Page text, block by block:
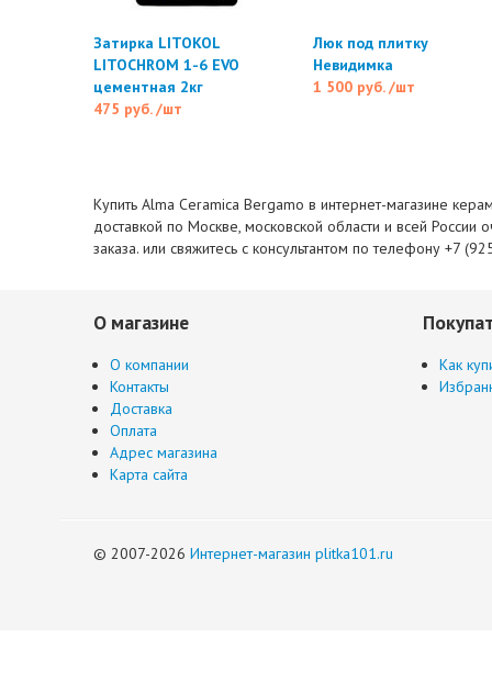
Затирка LITOKOL
LITOCHROM 1-6 EVO
цементная 2кг
475 руб./шт
Люк под плитку
Невидимка
1 500 руб./шт
Купить Alma Ceramica Bergamo в интернет-магазине
доставкой по Москве, московской области и всей России
заказа. или свяжитесь с консультантом по телефону +7
О магазине
О компании
Контакты
Доставка
Оплата
Адрес магазина
Карта сайта
Как
© 2007-2026 Интернет-магазин plitka101.ru